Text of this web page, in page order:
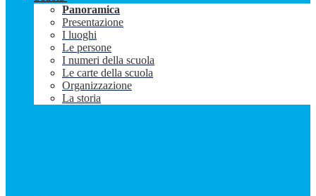
Panoramica
Presentazione
I luoghi
Le persone
I numeri della scuola
Le carte della scuola
Organizzazione
La storia